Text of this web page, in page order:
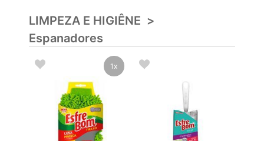
LIMPEZA E HIGIÊNE >
Espanadores
1x